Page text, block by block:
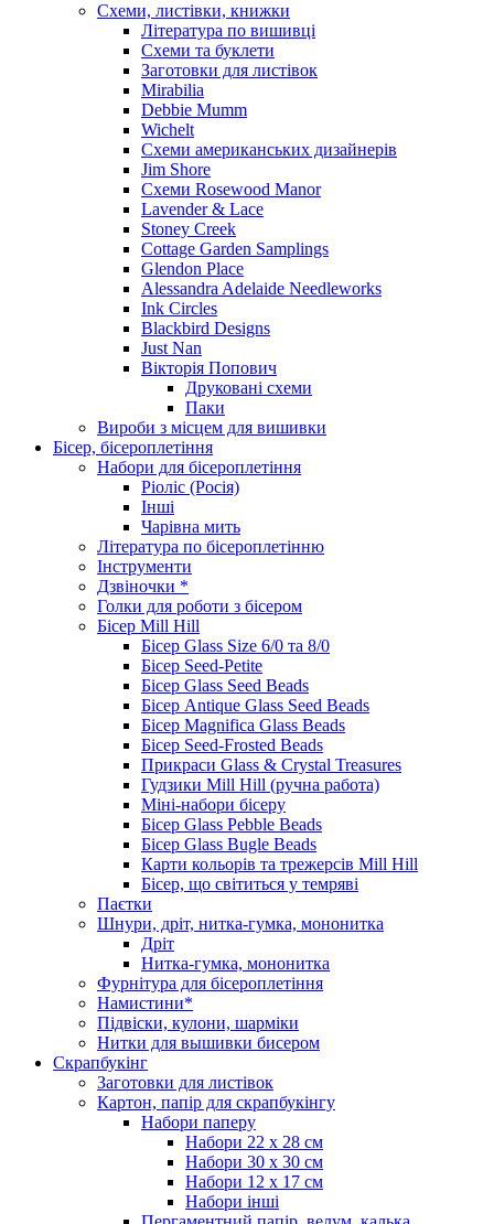
Схеми, листівки, книжки
Література по вишивці
Схеми та буклети
Заготовки для листівок
Mirabilia
Debbie Mumm
Wichelt
Схеми американських дизайнерів
Jim Shore
Cхеми Rosewood Manor
Lavender & Lace
Stoney Creek
Cottage Garden Samplings
Glendon Place
Alessandra Adelaide Needleworks
Ink Circles
Blackbird Designs
Just Nan
Вікторія Попович
Друковані схеми
Паки
Вироби з місцем для вишивки
Бісер, бісероплетіння
Набори для бісероплетіння
Ріоліс (Росія)
Інші
Чарівна мить
Література по бісероплетінню
Інструменти
Дзвіночки *
Голки для роботи з бісером
Бісер Mill Hill
Бісер Glass Size 6/0 та 8/0
Бісер Seed-Petite
Бісер Glass Seed Beads
Бісер Antique Glass Seed Beads
Бісер Magnifica Glass Beads
Бісер Seed-Frosted Beads
Прикраси Glass & Crystal Treasures
Гудзики Mill Hill (ручна работа)
Міні-набори бісеру
Бісер Glass Pebble Beads
Бісер Glass Bugle Beads
Карти кольорів та трежерсів Mill Hill
Бісер, що світиться у темряві
Паєтки
Шнури, дріт, нитка-гумка, мононитка
Дріт
Нитка-гумка, мононитка
Фурнітура для бісероплетіння
Намистини*
Підвіски, кулони, шарміки
Нитки для вышивки бисером
Скрапбукінг
Заготовки для листівок
Картон, папір для скрапбукінгу
Набори паперу
Набори 22 х 28 см
Набори 30 х 30 см
Набори 12 х 17 см
Набори інші